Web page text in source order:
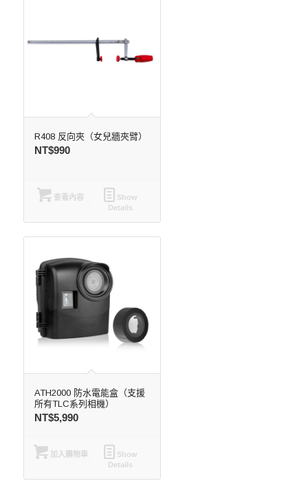
R408 反向夾（女兒牆夾臂）
NT$990
查看內容
Show
Details
ATH2000 防水電能盒（支援
所有TLC系列相機）
NT$5,990
加入購物車
Show
Details